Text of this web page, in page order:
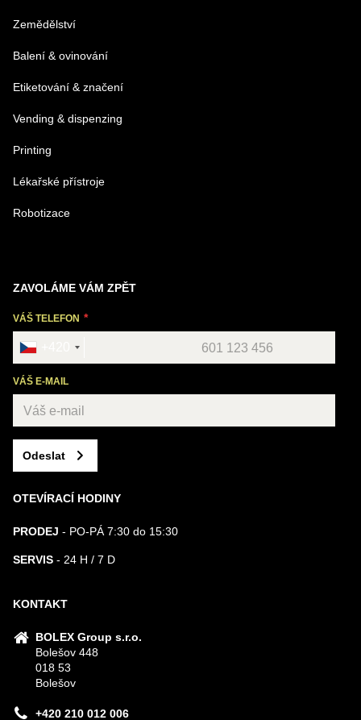
Zemědělství
Balení & ovinování
Etiketování & značení
Vending & dispenzing
Printing
Lékařské přístroje
Robotizace
ZAVOLÁME VÁM ZPĚT
VÁŠ TELEFON
VÁŠ E-MAIL
Odeslat
OTEVÍRACÍ HODINY
PRODEJ - PO-PÁ 7:30 do 15:30
SERVIS - 24 H / 7 D
KONTAKT
BOLEX Group s.r.o.
Bolešov 448
018 53
Bolešov
+420 210 012 006